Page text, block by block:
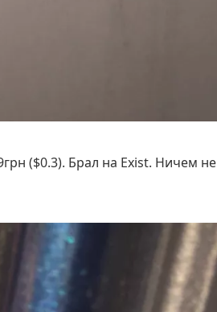
($0.3). Брал на Exist. Ничем